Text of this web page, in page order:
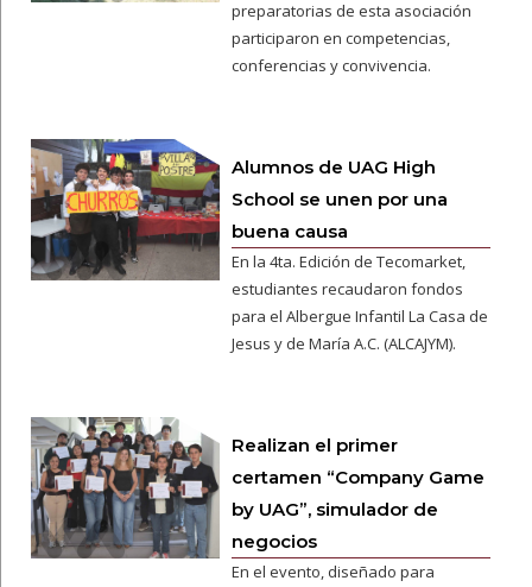
preparatorias de esta asociación
participaron en competencias,
conferencias y convivencia.
Alumnos de UAG High
School se unen por una
buena causa
En la 4ta. Edición de Tecomarket,
estudiantes recaudaron fondos
para el Albergue Infantil La Casa de
Jesus y de María A.C. (ALCAJYM).
Realizan el primer
certamen “Company Game
by UAG”, simulador de
negocios
En el evento, diseñado para